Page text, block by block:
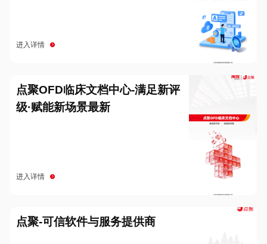
进入详情
点聚OFD临床文档中心-满足新评
级·赋能新场景最新
进入详情
点聚-可信软件与服务提供商